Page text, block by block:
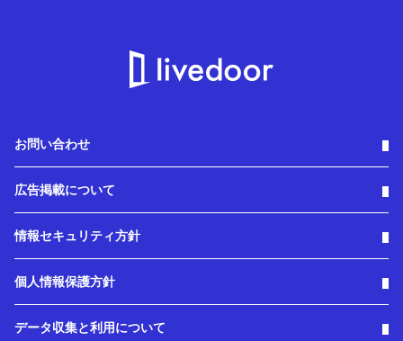
お問い合わせ
広告掲載について
情報セキュリティ方針
個人情報保護方針
データ収集と利用について